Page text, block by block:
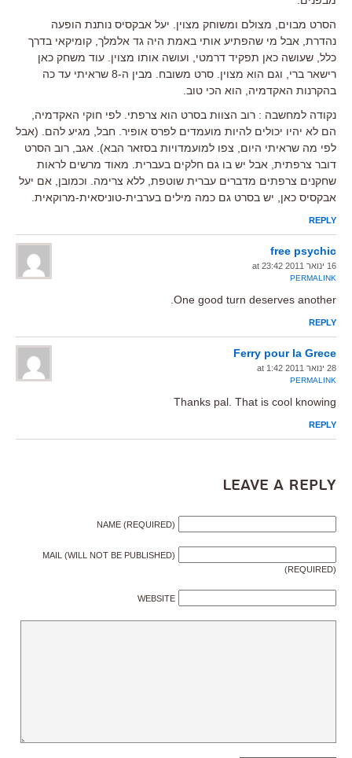
הסרט מבוים, מצולם ומשוחק מצוין. יעל אבקסיס נותנת הופעה
נהדרת, אבל מי שהפתיע אותי באמת היה גד אלמלך, קומיקאי בדרך
כלל, שעושה כאן תפקיד דרמטי, ועושה אותו מצוין. עוד משחק כאן
רישאר ברי, וגם הוא מצוין. סרט משובח. מבין ה-8 שראיתי עד כה
בהקרנות האקדמיה, הוא הכי טוב.
נקודה למחשבה : רוב הצוות בסרט הוא צרפתי. לפי חוקי האקדמיה,
הם לא יהיו יכולים להיות מועמדים לפרס אופיר. חבל, מגיע להם. (אבל
לפי מה שראיתי היום, צפו למועמדויות בסזאר הבא). אגב, רוב הסרט
דובר צרפתית, אבל יש בו גם חלקים בעברית. מאוד מרשים לראות
שחקנים צרפתים מדברים עברית שוטפת, ללא צרימה. וכמובן, אם יעל
אבקסיס כאן, יש בסרט גם כמה מילים בערבית-טוניסאית-מרוקאית.
REPLY
free psychic
16 ינואר 2011 at 23:42
PERMALINK
One good turn deserves another.
REPLY
Ferry pour la Grece
28 ינואר 2011 at 1:42
PERMALINK
Thanks pal. That is cool knowing
REPLY
Leave a Reply
NAME (REQUIRED)
MAIL (WILL NOT BE PUBLISHED)
(REQUIRED)
WEBSITE